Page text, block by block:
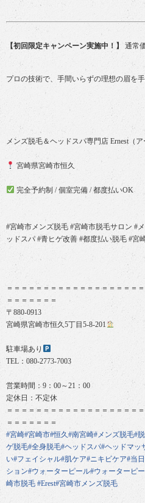
【初回限定キャンペーン実施中！】 通常
プロの技術で、手間いらずの理想の眉を
メンズ脱毛＆ヘッドスパ専門店 Ernest（ア
宮崎県宮崎市恒久
完全予約制 / 個室完備 / 都度払いOK
#宮崎市メンズ脱毛 #宮崎市脱毛サロン #
ッドスパ #青ヒゲ改善 #都度払い脱毛 #宮
＝＝＝＝＝＝＝＝＝＝＝＝＝＝＝＝＝＝
＝＝＝＝＝＝＝
〒880-0913
宮崎県宮崎市恒久5丁目5-8-201
駐車場あり
TEL：080-2773-7003
営業時間：9：00～21：00
定休日：不定休
＝＝＝＝＝＝＝＝＝＝＝＝＝＝＝＝＝＝
＝＝＝＝＝＝＝
#宮崎#宮崎市#恒久 #南宮崎#メンズ脱毛#
ゲ脱毛#全身脱毛#ヘッドスパ#ヘッドマッ
い#フェイシャル#肌ケア#ニキビケア#当
ション#ウォーターピール#ウォーターピ
崎市脱毛 #Erest#宮崎市メンズ脱毛